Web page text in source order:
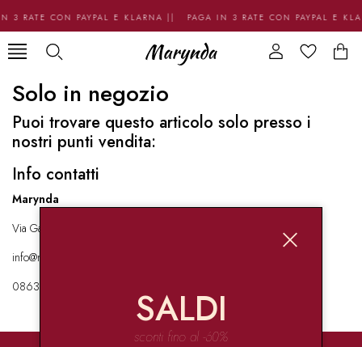
3 RATE CON PAYPAL E KLARNA || PAGA IN 3 RATE CON PAYPAL E
Solo in negozio
Puoi trovare questo articolo solo presso i
nostri punti vendita:
Info contatti
Marynda
Via Garibaldi 136 67051 Avezzano
info@marynda.com
08631871946
SALDI
sconti fino al -60%